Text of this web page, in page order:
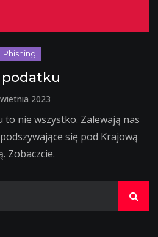
podatku
2023
to nie wszystko. Zalewają nas
się pod Krajową
Zobaczcie.